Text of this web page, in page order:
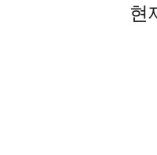
현